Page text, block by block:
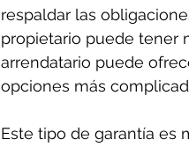
respaldar las
propietario puede tener
arrendatario puede
opciones más
Este tipo de garantía es